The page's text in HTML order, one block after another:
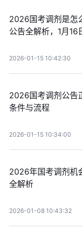
2026国考调剂是怎
公告全解析，1月16
2026-01-15 10:42:30
2026国考调剂公告
条件与流程
2026-01-15 10:34:00
2026年国考调剂机
全解析
2026-01-08 10:43:32